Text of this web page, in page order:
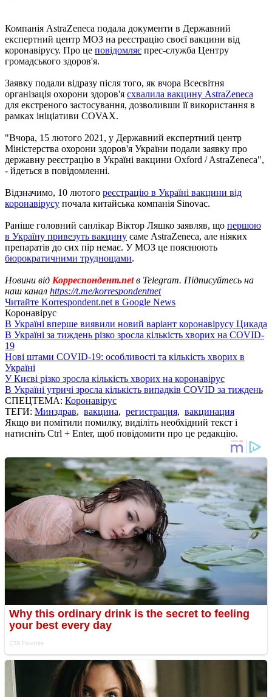
Компанія AstraZeneca подала документи в Державний
експертний центр МОЗ на реєстрацію своєї вакцини від
коронавірусу. Про це повідомляє прес-служба Центру
громадського здоров'я.
Заявку подали відразу після того, як вчора Всесвітня
організація охорони здоров'я схвалила вакцину AstraZeneca
для екстреного застосування, дозволивши її використання в
рамках ініціативи COVAX.
"Вчора, 15 лютого 2021, у Державний експертний центр
Міністерства охорони здоров'я України подали заявку про
державну реєстрацію в Україні вакцини Oxford / AstraZeneca",
- йдеться в повідомленні.
Відзначимо, 10 лютого реєстрацію в Україні вакцини від
коронавірусу почала китайська компанія Sinovac.
Раніше головний санлікар Віктор Ляшко заявляв, що першою
в Україну привезуть вакцину саме AstraZeneca, але ніяких
препаратів до сих пір немає. У МОЗ це пояснюють
бюрократичними труднощами.
Новини від Корреспондент.netв Telegram. Підписуйтесь на
наш канал https://t.me/korrespondentnet
Читайте Korrespondent.net в Google News
Коронавірус
В Україні вперше виявили новий варіант коронавірусу Цикада
В Україні за тиждень різко зросла кількість хворих на COVID-
19
Нові штами COVID-19: особливості та кількість хворих в
Україні
У Києві різко зросла кількість хворих на коронавірус
В Україні утричі зросла кількість випадків COVID за тиждень
СПЕЦТЕМА: Коронавірус
ТЕГИ: Минздрав, вакцина, регистрация, вакцинация
Якщо ви помітили помилку, виділіть необхідний текст і
натисніть Ctrl + Enter, щоб повідомити про це редакцію.